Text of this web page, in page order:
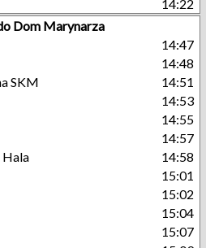
14:22
Dom Marynarza
14:47
14:48
SKM
14:51
14:53
14:55
14:57
Hala
14:58
15:01
15:02
15:04
15:07